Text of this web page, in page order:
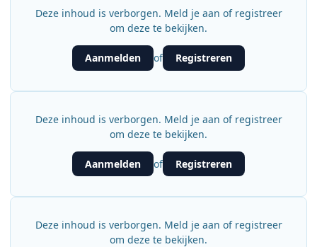
Deze inhoud is verborgen. Meld je aan of registreer
om deze te bekijken.
Aanmelden of Registreren
Deze inhoud is verborgen. Meld je aan of registreer
om deze te bekijken.
Aanmelden of Registreren
Deze inhoud is verborgen. Meld je aan of registreer
om deze te bekijken.